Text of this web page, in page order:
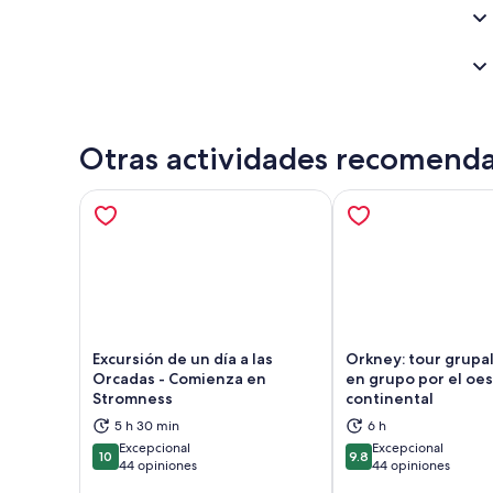
Otras actividades
Excursión de un día a las
Orcadas - Comienza en
Stromness
5 h 30 min
1010 de 10
Excepcional
44 opiniones
Se abrirá en una nueva pestaña
Orkney: tour
en grupo por el
continental
6 h
9.89.8 de 10
Excepcional
44 opiniones
Se